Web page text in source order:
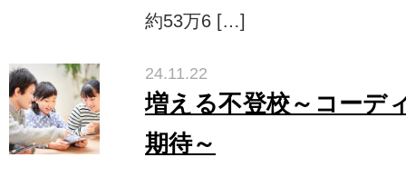
約53万6 […]
24.11.22
増える不登校～コーデ
期待～